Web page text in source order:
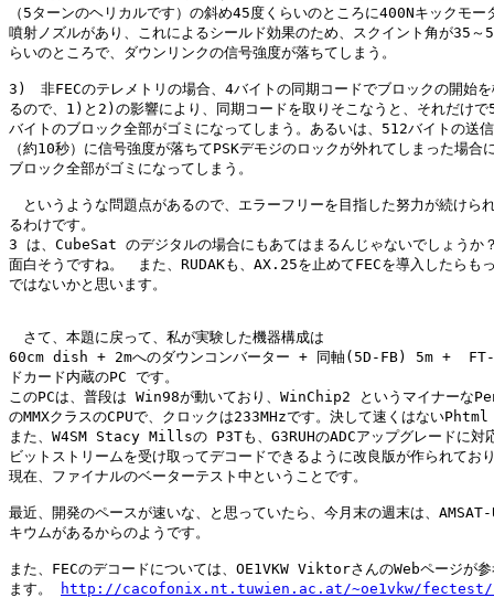
（5ターンのヘリカルです）の斜め45度くらいのところに400Nキックモー
噴射ノズルがあり、これによるシールド効果のため、スクイント角が35～
らいのところで、ダウンリンクの信号強度が落ちてしまう。
3)　非FECのテレメトリの場合、4バイトの同期コードでブロックの開始
るので、1)と2)の影響により、同期コードを取りそこなうと、それだけで
バイトのブロック全部がゴミになってしまう。あるいは、512バイトの送
（約10秒）に信号強度が落ちてPSKデモジのロックが外れてしまった場合
ブロック全部がゴミになってしまう。
というような問題点があるので、エラーフリーを目指した努力が続けら
るわけです。
3 は、CubeSat のデジタルの場合にもあてはまるんじゃないでしょうか
面白そうですね。　また、RUDAKも、AX.25を止めてFECを導入したらも
ではないかと思います。
さて、本題に戻って、私が実験した機器構成は
60cm dish + 2mへのダウンコンバーター + 同軸(5D-FB) 5m +
ドカード内蔵のPC です。
このPCは、普段は Win98が動いており、WinChip2 というマイナーな
のMMXクラスのCPUで、クロックは233MHzです。決して速くはないPhtml
また、W4SM Stacy Millsの P3Tも、G3RUHのADCアップグレードに対
ビットストリームを受け取ってデコードできるように改良版が作られてお
現在、ファイナルのベーターテスト中ということです。
最近、開発のペースが速いな、と思っていたら、今月末の週末は、AMSAT-
キウムがあるからのようです。
また、FECのデコードについては、OE1VKW ViktorさんのWebページが
ます。
http://cacofonix.nt.tuwien.ac.at/~oe1vkw/